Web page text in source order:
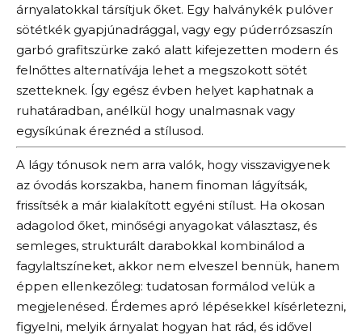
árnyalatokkal társítjuk őket. Egy halványkék pulóver
sötétkék gyapjúnadrággal, vagy egy púderrózsaszín
garbó grafitszürke zakó alatt kifejezetten modern és
felnőttes alternatívája lehet a megszokott sötét
szetteknek. Így egész évben helyet kaphatnak a
ruhatáradban, anélkül hogy unalmasnak vagy
egysíkúnak éreznéd a stílusod.
A lágy tónusok nem arra valók, hogy visszavigyenek
az óvodás korszakba, hanem finoman lágyítsák,
frissítsék a már kialakított egyéni stílust. Ha okosan
adagolod őket, minőségi anyagokat választasz, és
semleges, strukturált darabokkal kombinálod a
fagylaltszíneket, akkor nem elveszel bennük, hanem
éppen ellenkezőleg: tudatosan formálod velük a
megjelenésed. Érdemes apró lépésekkel kísérletezni,
figyelni, melyik árnyalat hogyan hat rád, és idővel